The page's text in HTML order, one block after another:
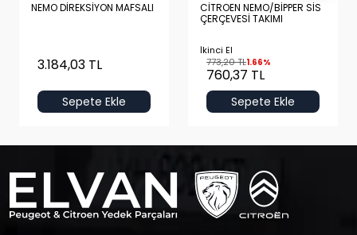
NEMO DİREKSİYON MAFSALI
3.184,03 TL
Sepete Ekle
CİTROEN NEMO/BİPPER SİS
ÇERÇEVESİ TAKIMI
İkinci El
773,20 TL1.66%
760,37 TL
Sepete Ekle